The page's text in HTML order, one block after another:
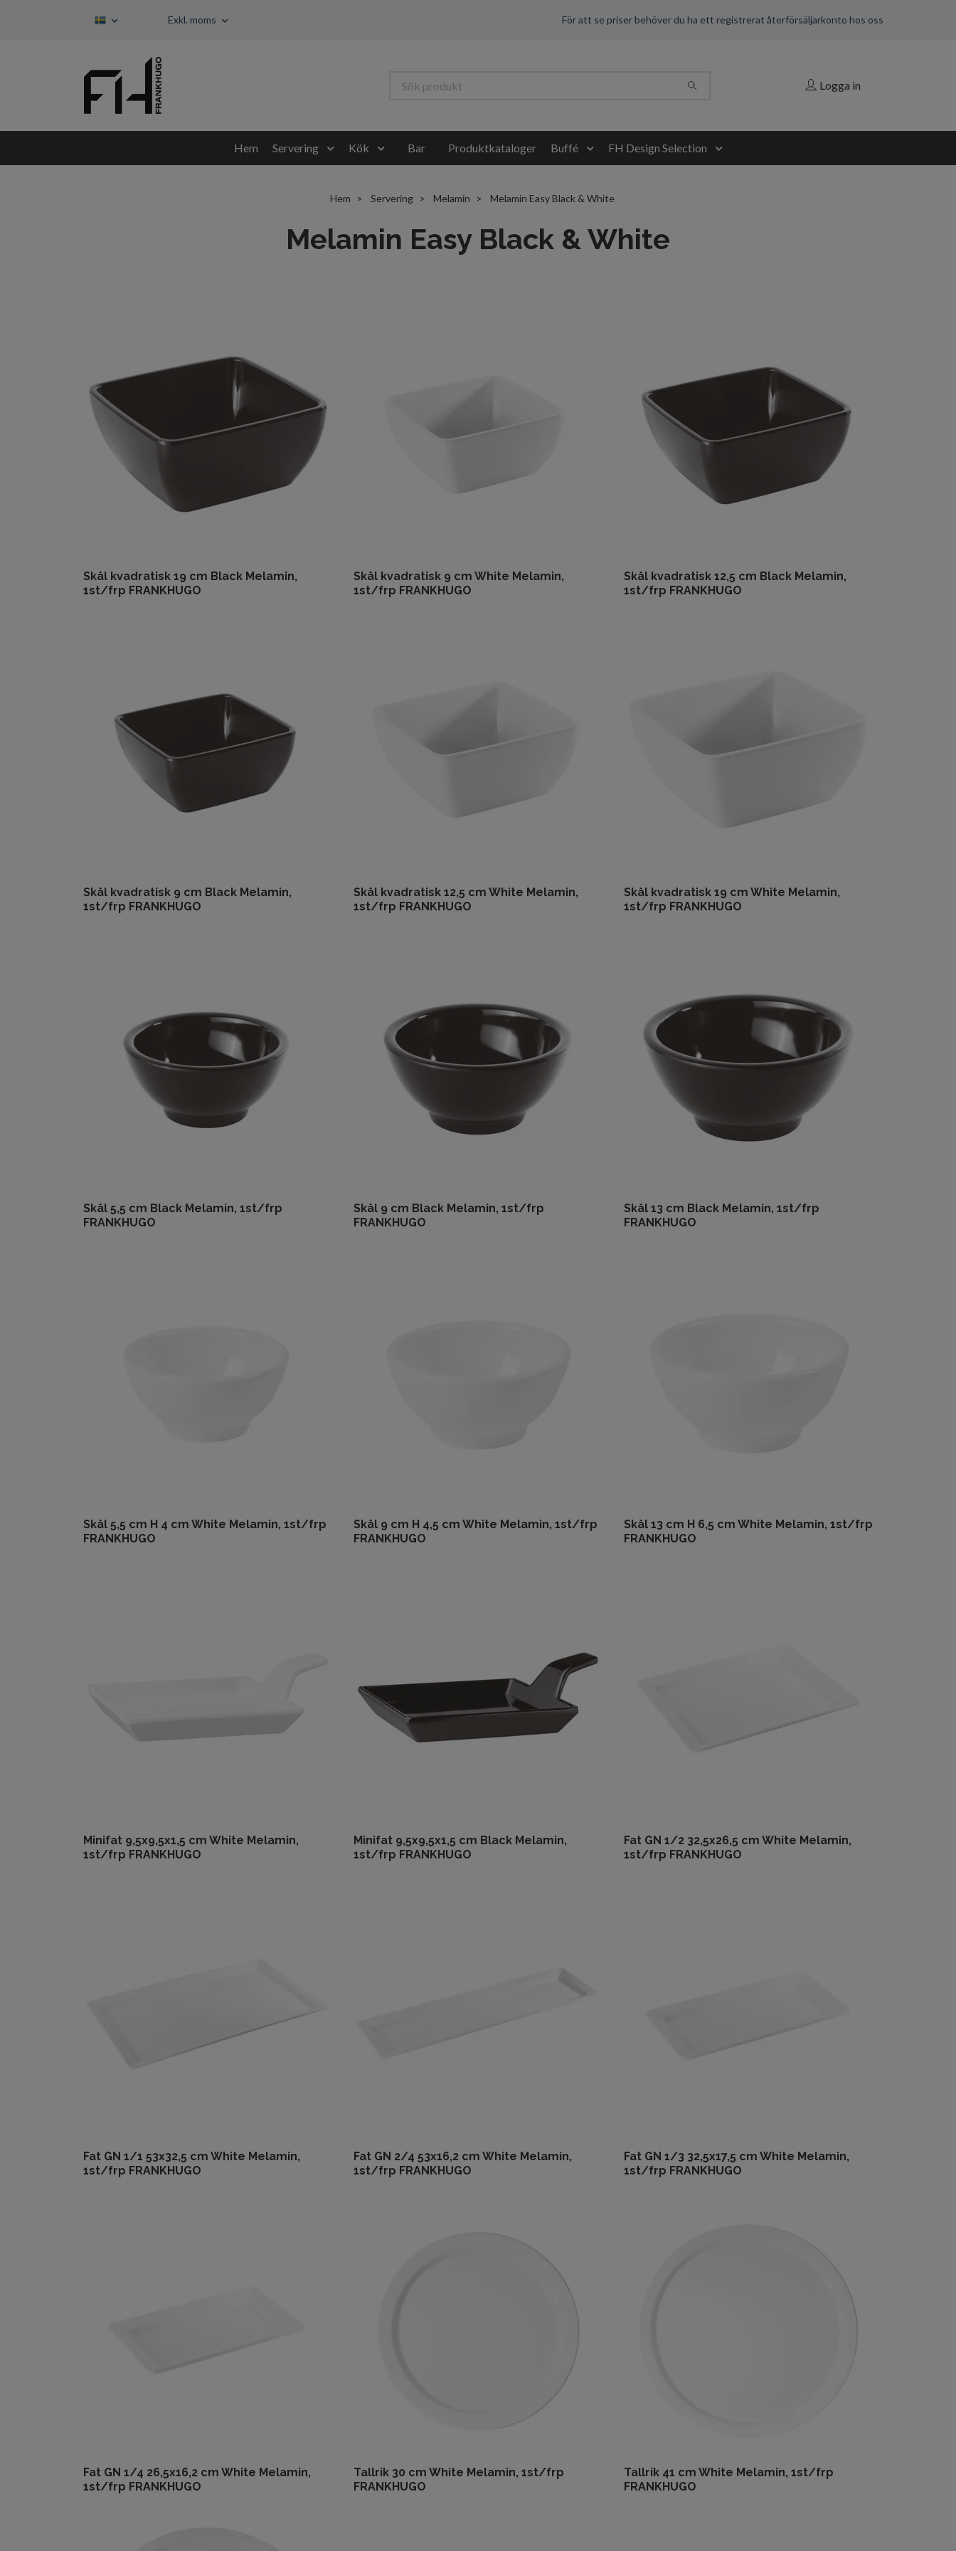
Exkl. moms För att se priser behöver du ha ett registrerat återförsäljarkonto hos oss
Logga in
Hem Servering Kök Bar Produktkataloger Buffé FH Design Selection
Hem Servering Melamin Melamin Easy Black & White
Melamin Easy Black & White
Skål kvadratisk 19 cm Black Melamin,
1st/frp FRANKHUGO
Skål kvadratisk 9 cm White Melamin,
1st/frp FRANKHUGO
Skål kvadratisk 12,5 cm Black Melamin,
1st/frp FRANKHUGO
Skål kvadratisk 9 cm Black Melamin,
1st/frp FRANKHUGO
Skål kvadratisk 12,5 cm White Melamin,
1st/frp FRANKHUGO
Skål kvadratisk 19 cm White Melamin,
1st/frp FRANKHUGO
Skål 5,5 cm Black Melamin, 1st/frp
FRANKHUGO
Skål 9 cm Black Melamin, 1st/frp
FRANKHUGO
Skål 13 cm Black Melamin, 1st/frp
FRANKHUGO
Skål 5,5 cm H 4 cm White Melamin, 1st/frp
FRANKHUGO
Skål 9 cm H 4,5 cm White Melamin, 1st/frp
FRANKHUGO
Skål 13 cm H 6,5 cm White Melamin, 1st/frp
FRANKHUGO
Minifat 9,5x9,5x1,5 cm White Melamin,
1st/frp FRANKHUGO
Minifat 9,5x9,5x1,5 cm Black Melamin,
1st/frp FRANKHUGO
Fat GN 1/2 32,5x26,5 cm White Melamin,
1st/frp FRANKHUGO
Fat GN 1/1 53x32,5 cm White Melamin,
1st/frp FRANKHUGO
Fat GN 2/4 53x16,2 cm White Melamin,
1st/frp FRANKHUGO
Fat GN 1/3 32,5x17,5 cm White Melamin,
1st/frp FRANKHUGO
Fat GN 1/4 26,5x16,2 cm White Melamin,
1st/frp FRANKHUGO
Tallrik 30 cm White Melamin, 1st/frp
FRANKHUGO
Tallrik 41 cm White Melamin, 1st/frp
FRANKHUGO